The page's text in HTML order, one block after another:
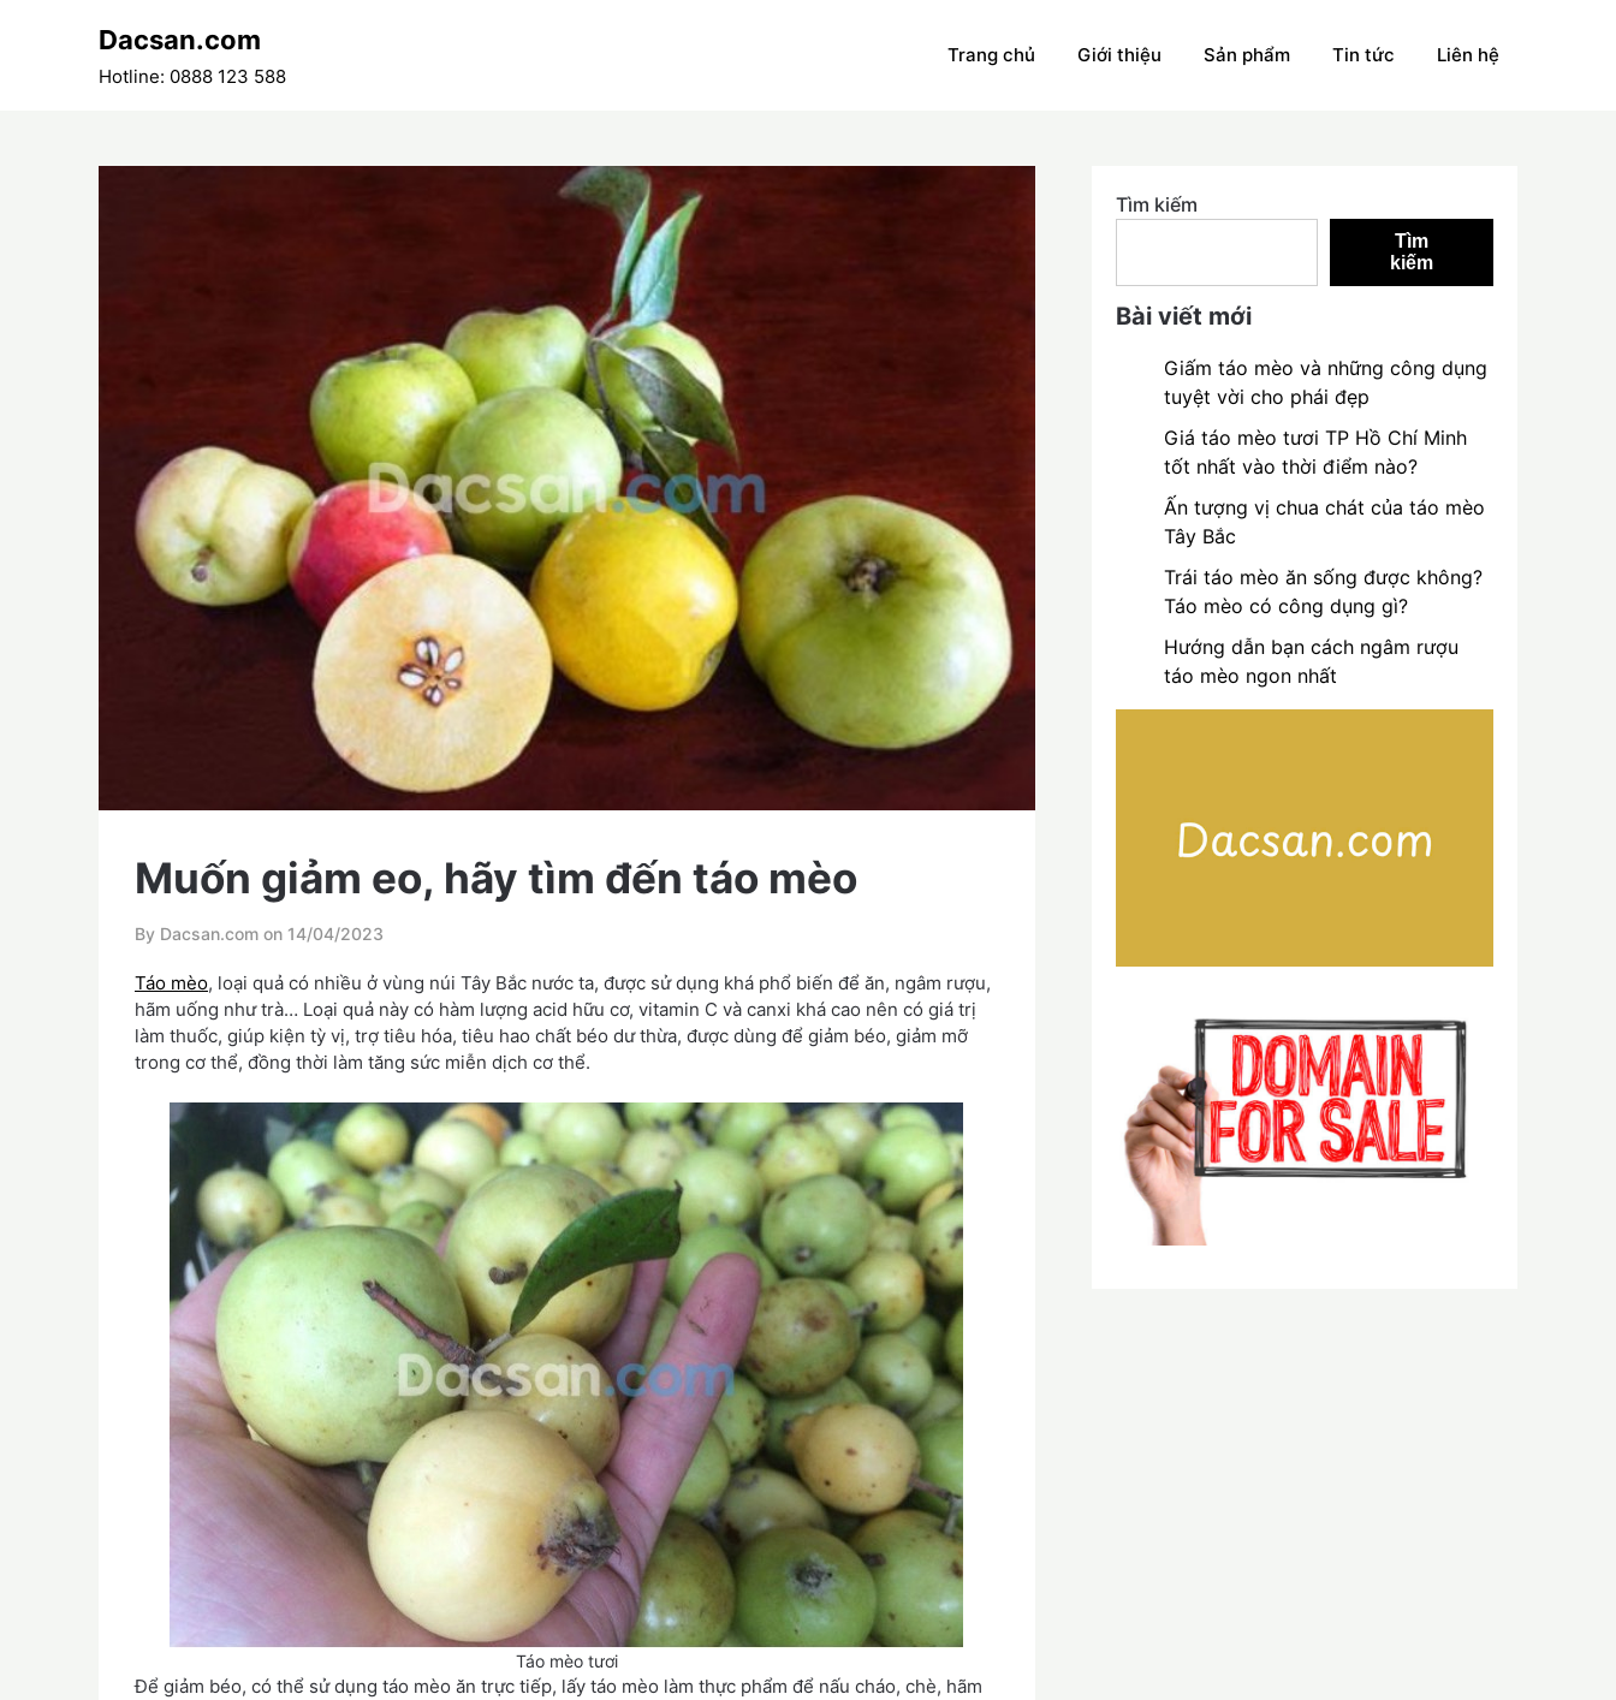
Dacsan.com
Hotline: 0888 123 588
Trang chủ Giới thiệu Sản phẩm Tin tức Liên hệ
Muốn giảm eo, hãy tìm đến táo mèo
By Dacsan.com on 14/04/2023
Táo mèo, loại quả có nhiều ở vùng núi Tây Bắc nước ta, được sử dụng khá phổ biến để ăn, ngâm rượu,
hãm uống như trà… Loại quả này có hàm lượng acid hữu cơ, vitamin C và canxi khá cao nên có giá trị
làm thuốc, giúp kiện tỳ vị, trợ tiêu hóa, tiêu hao chất béo dư thừa, được dùng để giảm béo, giảm mỡ
trong cơ thể, đồng thời làm tăng sức miễn dịch cơ thể.
Táo mèo tươi
Để giảm béo, có thể sử dụng táo mèo ăn trực tiếp, lấy táo mèo làm thực phẩm để nấu cháo, chè, hãm
Tìm kiếm
Tìm
kiếm
Bài viết mới
Giấm táo mèo và những công dụng
tuyệt vời cho phái đẹp
Giá táo mèo tươi TP Hồ Chí Minh
tốt nhất vào thời điểm nào?
Ấn tượng vị chua chát của táo mèo
Tây Bắc
Trái táo mèo ăn sống được không?
Táo mèo có công dụng gì?
Hướng dẫn bạn cách ngâm rượu
táo mèo ngon nhất